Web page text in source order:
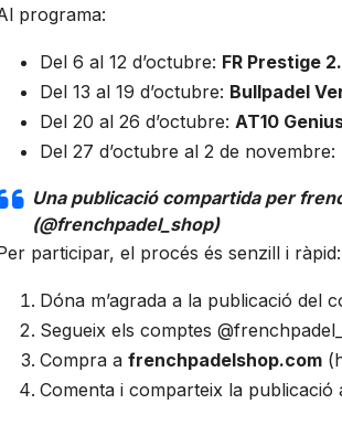
programa:
Del 6 al 12 d’octubre: FR Prestige
Del 13 al 19 d’octubre: Bullpadel
Del 20 al 26 d’octubre: AT10
Del 27 d’octubre al 2 de novembre:
Una publicació compartida per
(@frenchpadel_shop)
participar, el procés és senzill i ràpid:
Dóna m’agrada a la publicació del
Segueix els comptes
Compra a frenchpadelshop.com
Comenta i comparteix la publicació